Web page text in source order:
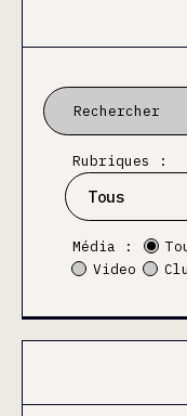
Rubriques :
Média :
Video